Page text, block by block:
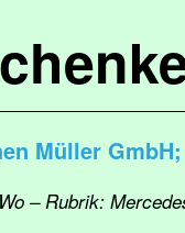
Müller
– Rubrik: